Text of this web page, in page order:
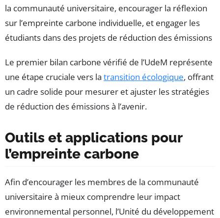
la communauté universitaire, encourager la réflexion
sur l’empreinte carbone individuelle, et engager les
étudiants dans des projets de réduction des émissions
Le premier bilan carbone vérifié de l’UdeM représente
une étape cruciale vers la transition écologique, offrant
un cadre solide pour mesurer et ajuster les stratégies
de réduction des émissions à l’avenir.
Outils et applications pour
l’empreinte carbone
Afin d’encourager les membres de la communauté
universitaire à mieux comprendre leur impact
environnemental personnel, l’Unité du développement